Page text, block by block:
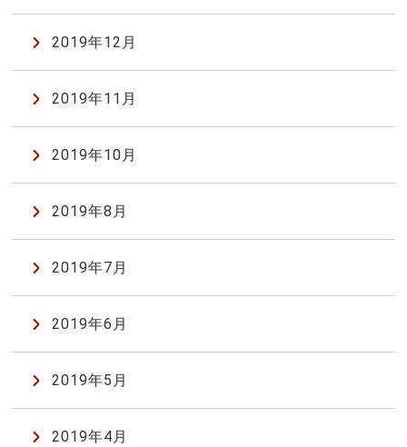
2019年12月
2019年11月
2019年10月
2019年8月
2019年7月
2019年6月
2019年5月
2019年4月